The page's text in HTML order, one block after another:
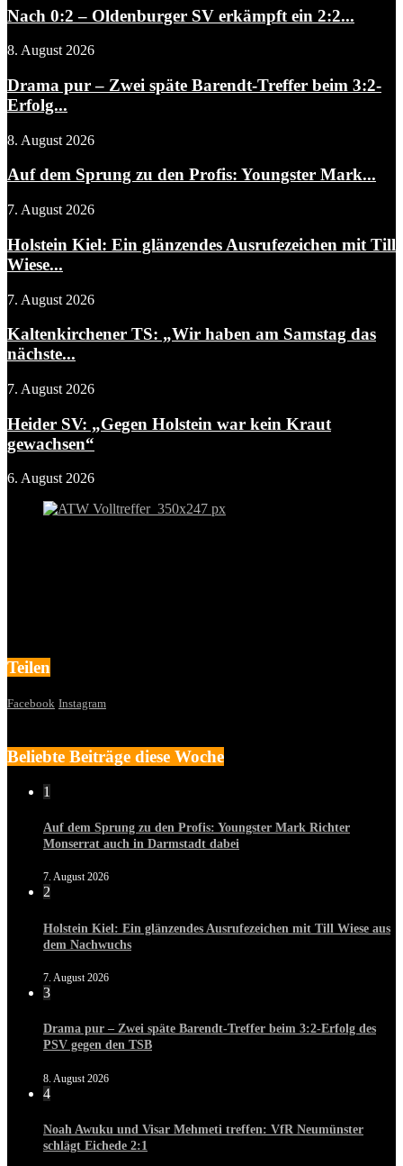
Nach 0:2 – Oldenburger SV erkämpft ein 2:2...
8. August 2026
Drama pur – Zwei späte Barendt-Treffer beim 3:2-
Erfolg...
8. August 2026
Auf dem Sprung zu den Profis: Youngster Mark...
7. August 2026
Holstein Kiel: Ein glänzendes Ausrufezeichen mit Till
Wiese...
7. August 2026
Kaltenkirchener TS: „Wir haben am Samstag das
nächste...
7. August 2026
Heider SV: „Gegen Holstein war kein Kraut
gewachsen“
6. August 2026
Teilen
Facebook Instagram
Beliebte Beiträge diese Woche
1
Auf dem Sprung zu den Profis: Youngster Mark Richter
Monserrat auch in Darmstadt dabei
7. August 2026
2
Holstein Kiel: Ein glänzendes Ausrufezeichen mit Till Wiese aus
dem Nachwuchs
7. August 2026
3
Drama pur – Zwei späte Barendt-Treffer beim 3:2-Erfolg des
PSV gegen den TSB
8. August 2026
4
Noah Awuku und Visar Mehmeti treffen: VfR Neumünster
schlägt Eichede 2:1